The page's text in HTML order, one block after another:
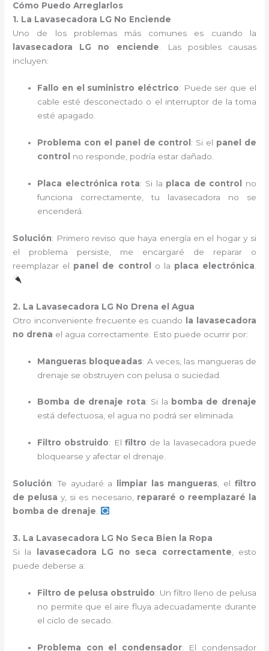
Cómo Puedo Arreglarlos
1. La Lavasecadora LG No Enciende
Uno de los problemas más comunes es cuando la
lavasecadora LG no enciende. Las posibles causas
incluyen:
Fallo en el suministro eléctrico: Puede ser que el
cable esté desconectado o el interruptor de la toma
esté apagado.
Problema con el panel de control : Si el panel de
control
no responde, podría estar dañado.
Placa electrónica rota: Si la placa de control
no
funciona correctamente, tu lavasecadora no se
encenderá.
Solución: Primero reviso que haya energía en el hogar y si
el problema persiste, me encargaré de reparar o
reemplazar el panel de control o la placa electrónica
2. La Lavasecadora LG No Drena el Agua
Otro inconveniente frecuente es cuando
la lavasecadora
no drena el agua correctamente. Esto puede ocurrir por:
Mangueras bloqueadas: A veces, las mangueras de
drenaje se obstruyen con pelusa o suciedad.
Bomba de drenaje rota: Si la bomba de drenaje
está defectuosa, el agua no podrá ser eliminada.
Filtro obstruido: El filtro de la lavasecadora puede
bloquearse y afectar el drenaje.
Solución: Te ayudaré a limpiar las mangueras , el filtro
de pelusa y, si es necesario, repararé o reemplazaré la
bomba de drenaje
3. La Lavasecadora LG No Seca Bien la Ropa
Si la
lavasecadora LG no seca correctamente , esto
puede deberse a:
Filtro de pelusa obstruido: Un filtro lleno de pelusa
no permite que el aire fluya adecuadamente durante
el ciclo de secado.
Problema con el condensador: El condensador